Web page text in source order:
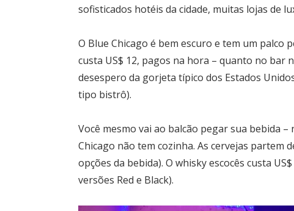
sofisticados hotéis da cidade, muitas lojas de
O Blue Chicago é bem escuro e tem um palco
custa US$ 12, pagos na hora – quanto no bar
desespero da gorjeta típico dos Estados
tipo bistrô).
Você mesmo vai ao balcão pegar sua bebida
Chicago não tem cozinha. As cervejas partem
opções da bebida). O whisky escocês custa
versões Red e Black).